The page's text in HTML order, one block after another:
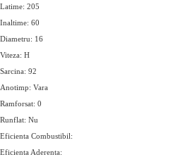
Latime: 205
Inaltime: 60
Diametru: 16
Viteza: H
Sarcina: 92
Anotimp: Vara
Ramforsat: 0
Runflat: Nu
Eficienta Combustibil:
Eficienta Aderenta: